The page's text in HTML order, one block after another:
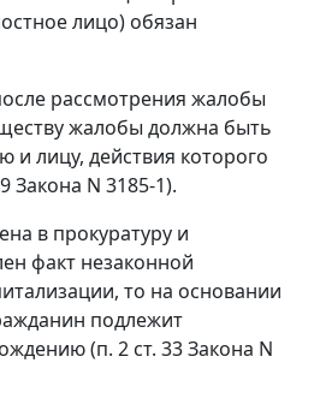
лицо) обязан
рассмотрения жалобы
жалобы должна быть
и лицу, действия которого
Закона N 3185-1).
​​в прокуратуру и
факт незаконной
то на основании
подлежит
(п. 2 ст. 33 Закона N